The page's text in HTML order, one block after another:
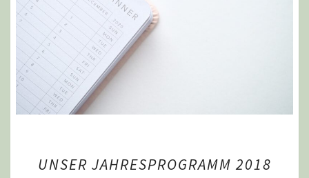
JAHRESPROGRAMM
UNSER JAHRESPROGRAMM 2018